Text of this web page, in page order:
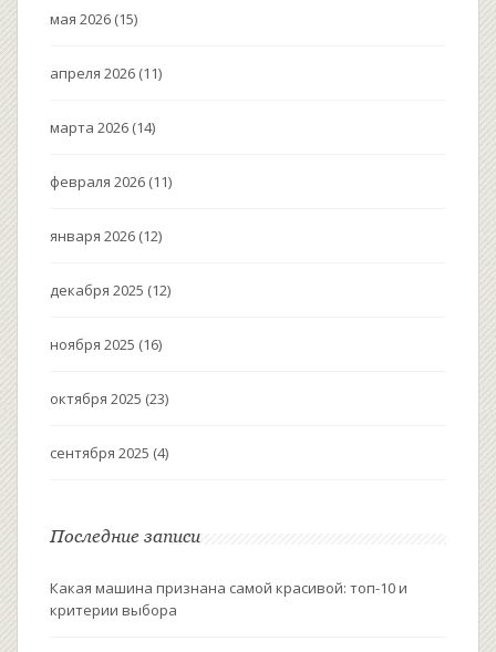
мая 2026 (15)
апреля 2026 (11)
марта 2026 (14)
февраля 2026 (11)
января 2026 (12)
декабря 2025 (12)
ноября 2025 (16)
октября 2025 (23)
сентября 2025 (4)
Последние записи
Какая машина признана самой красивой: топ-10 и
критерии выбора